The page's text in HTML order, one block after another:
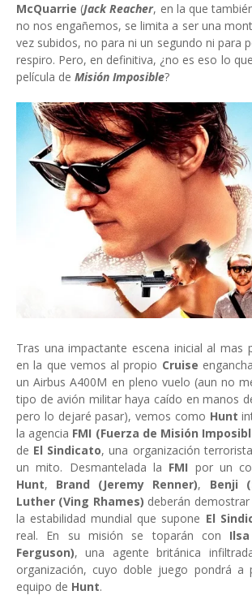
McQuarrie (Jack Reacher, en la que
no nos engañemos, se limita a ser una
vez subidos, no para ni un segundo ni para
respiro. Pero, en definitiva, ¿no es eso lo
película de Misión Imposible?
Tras una impactante escena inicial al mas
en la que vemos al propio Cruise
un Airbus A400M en pleno vuelo (aun no
tipo de avión militar haya caído en manos
pero lo dejaré pasar), vemos como Hunt
la agencia FMI (Fuerza de Misión
de El Sindicato, una organización
un mito. Desmantelada la FMI por un
Hunt, Brand (Jeremy Renner), Benji
Luther (Ving Rhames) deberán
la estabilidad mundial que supone El
real. En su misión se toparán con
Ferguson), una agente británica
organización, cuyo doble juego pondrá a
equipo de Hunt.